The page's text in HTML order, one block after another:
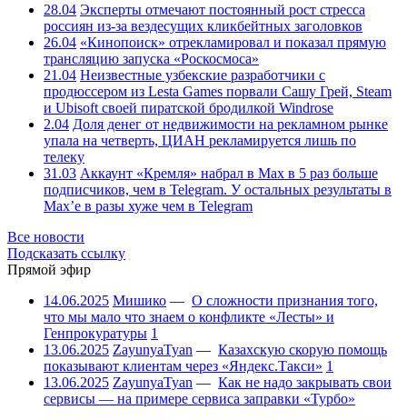
28.04 Эксперты отмечают постоянный рост стресса
россиян из-за вездесущих кликбейтных заголовков
26.04 «Кинопоиск» отрекламировал и показал прямую
трансляцию запуска «Роскосмоса»
21.04 Неизвестные узбекские разработчики с
продюссером из Lesta Games порвали Сашу Грей, Steam
и Ubisoft своей пиратской бродилкой Windrose
2.04 Доля денег от недвижимости на рекламном рынке
упала на четверть, ЦИАН рекламируется лишь по
телеку
31.03 Аккаунт «Кремля» набрал в Max в 5 раз больше
подписчиков, чем в Telegram. У остальных результаты в
Max’е в разы хуже чем в Telegram
Все новости
Подсказать ссылку
Прямой эфир
14.06.2025 Мишико — О сложности признания того,
что мы мало что знаем о конфликте «Лесты» и
Генпрокуратуры 1
13.06.2025 ZayunyaTyan — Казахскую скорую помощь
показывают клиентам через «Яндекс.Такси» 1
13.06.2025 ZayunyaTyan — Как не надо закрывать свои
сервисы — на примере сервиса заправки «Турбо»